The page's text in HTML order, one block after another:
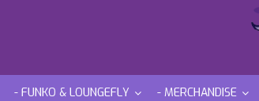
- FUNKO & LOUNGEFLY - MERCHANDISE